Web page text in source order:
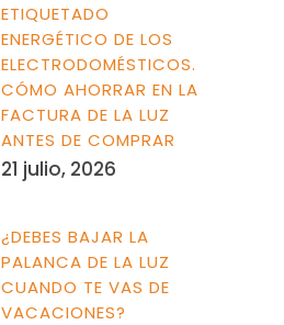
ETIQUETADO
ENERGÉTICO DE LOS
ELECTRODOMÉSTICOS.
CÓMO AHORRAR EN LA
FACTURA DE LA LUZ
ANTES DE COMPRAR
21 julio, 2026
¿DEBES BAJAR LA
PALANCA DE LA LUZ
CUANDO TE VAS DE
VACACIONES?